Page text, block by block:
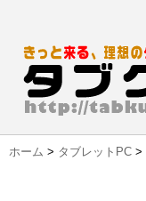
ホーム > タブレットPC >